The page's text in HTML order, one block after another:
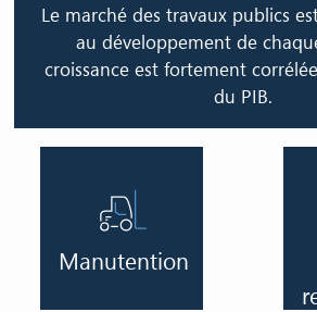
Le marché des travaux publics
au développement de
croissance est fortement
du PIB.
Manutention